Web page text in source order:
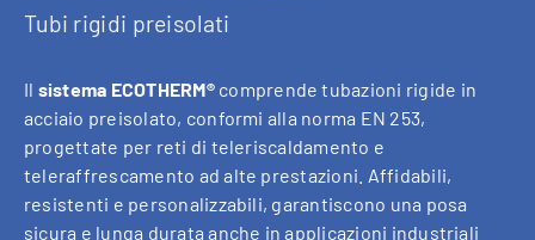
Tubi rigidi preisolati
Il sistema ECOTHERM®comprende tubazioni rigide in
acciaio preisolato, conformi alla norma EN 253,
progettate per reti di teleriscaldamento e
teleraffrescamento ad alte prestazioni. Affidabili,
resistenti e personalizzabili, garantiscono una posa
sicura e lunga durata anche in applicazioni industriali